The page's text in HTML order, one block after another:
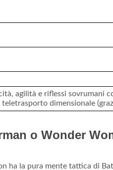
agilità e riflessi sovrumani
dimensionale
o Wonder
ha la pura mente tattica di